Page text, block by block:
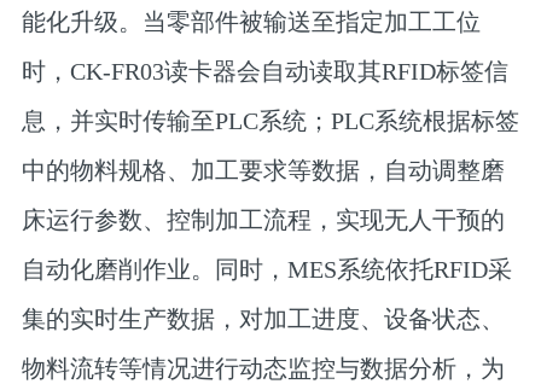
能化升级。当零部件被输送至指定加工工位
时，CK-FR03读卡器会自动读取其RFID标签信
息，并实时传输至PLC系统；PLC系统根据标签
中的物料规格、加工要求等数据，自动调整磨
床运行参数、控制加工流程，实现无人干预的
自动化磨削作业。同时，MES系统依托RFID采
集的实时生产数据，对加工进度、设备状态、
物料流转等情况进行动态监控与数据分析，为